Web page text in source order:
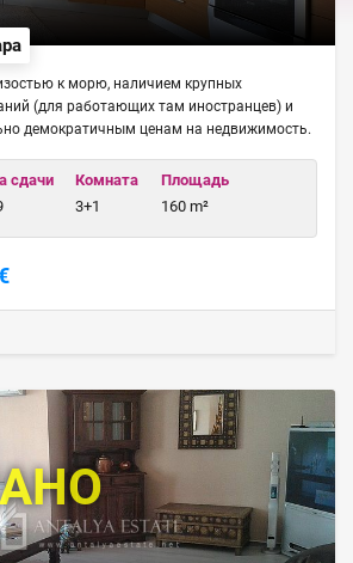
к морю, наличием крупных
(для работающих там иностранцев) и
демократичным ценам на недвижимость.
сдачи
Комната
3+1
Площадь
160 m²